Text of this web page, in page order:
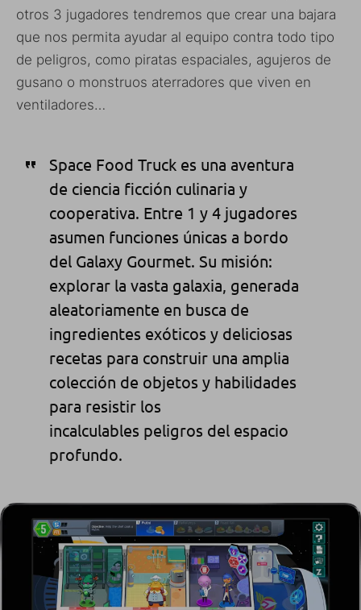
otros 3 jugadores tendremos que crear una bajara
que nos permita ayudar al equipo contra todo tipo
de peligros, como piratas espaciales, agujeros de
gusano o monstruos aterradores que viven en
ventiladores…
Space Food Truck es una aventura
de ciencia ficción culinaria y
cooperativa. Entre 1 y 4 jugadores
asumen funciones únicas a bordo
del Galaxy Gourmet. Su misión:
explorar la vasta galaxia, generada
aleatoriamente en busca de
ingredientes exóticos y deliciosas
recetas para construir una amplia
colección de objetos y habilidades
para resistir los
incalculables peligros del espacio
profundo.